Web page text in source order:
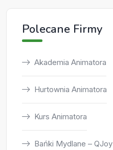
Polecane Firmy
Akademia Animatora
Hurtownia Animatora
Kurs Animatora
Bańki Mydlane – QJoy